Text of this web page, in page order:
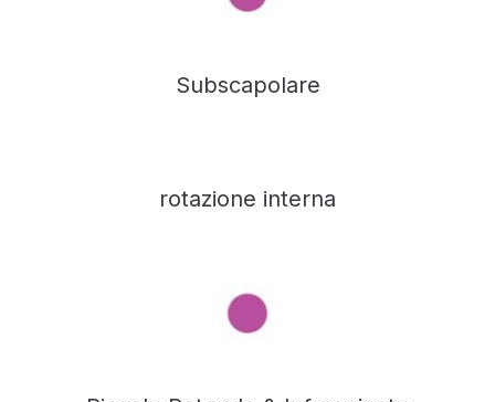
Subscapolare
rotazione interna